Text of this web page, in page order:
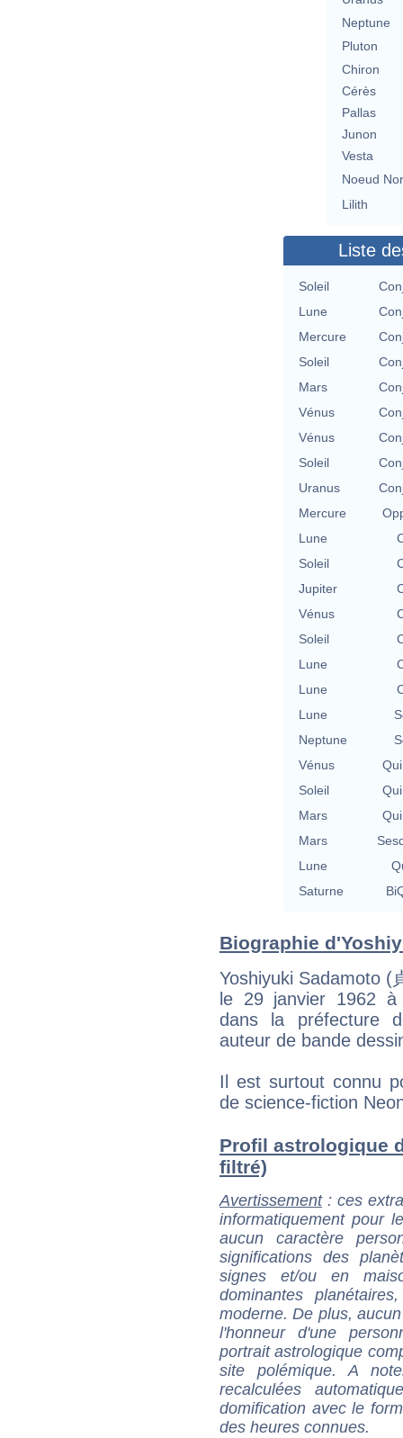
Neptune
Pluton
Chiron
Cérès
Pallas
Junon
Vesta
Noeud
Lilith
Liste
Soleil
Lune
Mercure
Soleil
Mars
Vénus
Vénus
Soleil
Uranus
Mercure
Lune
Soleil
Jupiter
Vénus
Soleil
Lune
Lune
Lune
Neptune
Vénus
Soleil
Mars
Mars
Lune
Saturne
Biographie
Yoshiyuki Sadamoto (
le 29 janvier 1962 à
dans la préfecture
auteur de bande
Il est surtout connu
de science-fiction
Profil astrologique
filtré)
Avertissement: ces
informatiquement pour
aucun caractère
significations des
signes et/ou en
dominantes
moderne. De plus,
l'honneur d'une
portrait astrologique
site polémique. A
recalculées
domification avec le
des heures connues.